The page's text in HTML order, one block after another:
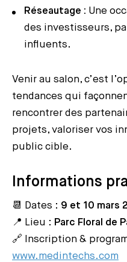
Réseautage : Une
des investisseurs,
influents.
Venir au salon, c’est
tendances qui
rencontrer des
projets, valoriser vos
public cible.
Informations
📆 Dates : 9 et 10 mars
📍 Lieu : Parc Floral de
🔗 Inscription &
www.medintechs.com